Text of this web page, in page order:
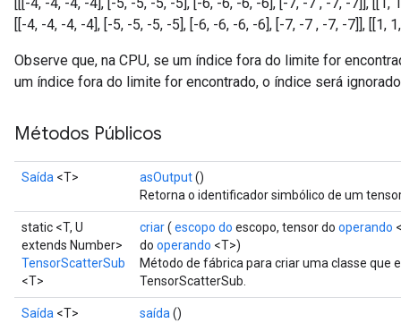
[[-4, -4, -4, -4], [-5, -5, -5, -5], [-6, -6, -6, -6], [-7, -7 , -7, -7]], [[1,
Observe que, na CPU, se um índice fora do limite for
um índice fora do limite for encontrado, o índice será
Métodos Públicos
Saída <T> asOutput()
Retorna o identificador simbólico de um
static <T, U
extends Number>
TensorScatterSub
<T>
criar( escopo do escopo, tensor do operando
do operando <T>)
Método de fábrica para criar uma classe que
TensorScatterSub.
Saída <T> saída ()